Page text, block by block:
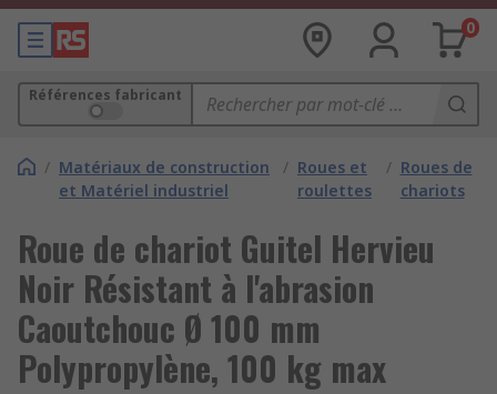
0
Références fabricant
/ Matériaux de construction
et Matériel industriel
/ Roues et
roulettes
/ Roues de
chariots
Roue de chariot Guitel Hervieu
Noir Résistant à l'abrasion
Caoutchouc Ø 100 mm
Polypropylène, 100 kg max